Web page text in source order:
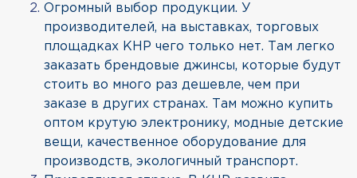
Огромный выбор продукции. У
производителей, на выставках, торговых
площадках КНР чего только нет. Там легко
заказать брендовые джинсы, которые будут
стоить во много раз дешевле, чем при
заказе в других странах. Там можно купить
оптом крутую электронику, модные детские
вещи, качественное оборудование для
производств, экологичный транспорт.